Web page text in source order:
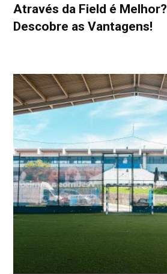
Através da Field é Melhor?
Descobre as Vantagens!